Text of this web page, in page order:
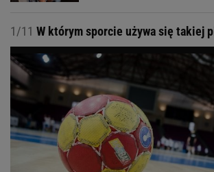
1/11 W którym sporcie używa się takiej